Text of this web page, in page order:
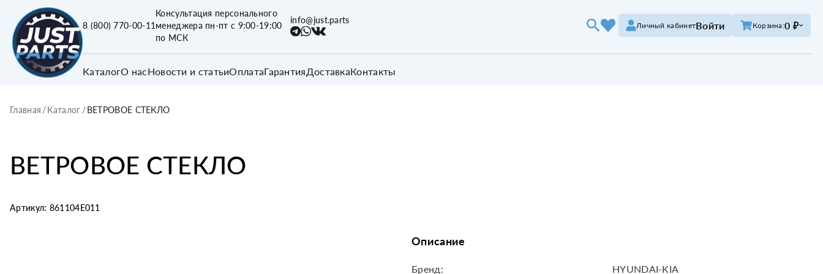
8 (800) 770-00-11
Консультация персонального
менеджера пн-пт с 9:00-19:00
по МСК
info@just.parts Личный кабинетВойти Корзина:0 ₽
КаталогО насНовости и статьиОплатаГарантия ДоставкаКонтакты
Главная /Каталог /ВЕТРОВОЕ СТЕКЛО
ВЕТРОВОЕ СТЕКЛО
Артикул: 861104E011
Описание
Бренд:
HYUNDAI-KIA